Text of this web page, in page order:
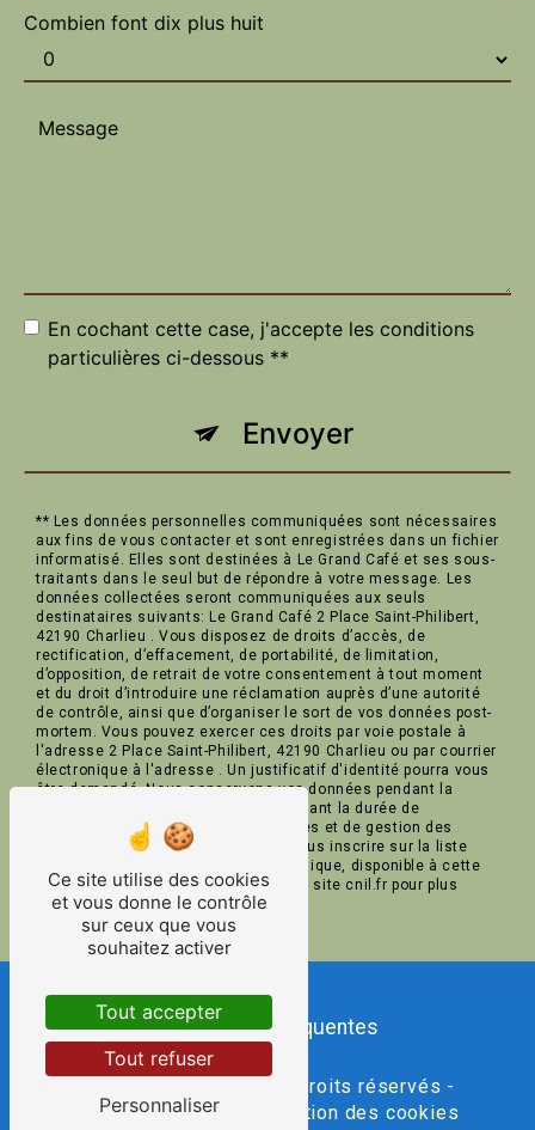
Combien font dix plus huit
En cochant cette case, j'accepte les conditions
particulières ci-dessous **
Envoyer
** Les données personnelles communiquées sont nécessaires
aux fins de vous contacter et sont enregistrées dans un fichier
informatisé. Elles sont destinées à Le Grand Café et ses sous-
traitants dans le seul but de répondre à votre message. Les
données collectées seront communiquées aux seuls
destinataires suivants: Le Grand Café 2 Place Saint-Philibert,
42190 Charlieu . Vous disposez de droits d’accès, de
rectification, d’effacement, de portabilité, de limitation,
d’opposition, de retrait de votre consentement à tout moment
et du droit d’introduire une réclamation auprès d’une autorité
de contrôle, ainsi que d’organiser le sort de vos données post-
mortem. Vous pouvez exercer ces droits par voie postale à
l'adresse 2 Place Saint-Philibert, 42190 Charlieu ou par courrier
électronique à l'adresse . Un justificatif d'identité pourra vous
être demandé. Nous conservons vos données pendant la
période de prise de contact puis pendant la durée de
prescription légale aux fins probatoires et de gestion des
contentieux. Vous avez le droit de vous inscrire sur la liste
d'opposition au démarchage téléphonique, disponible à cette
adresse:Bloctel.gouv.fr. Consultez le site cnil.fr pour plus
d’informations sur vos droits.
Recherches fréquentes
- 2026 - Tous droits réservés -
Mentions légales
Gestion des cookies
Ce site utilise des cookies
et vous donne le contrôle
sur ceux que vous
souhaitez activer
Tout accepter
Tout refuser
Personnaliser